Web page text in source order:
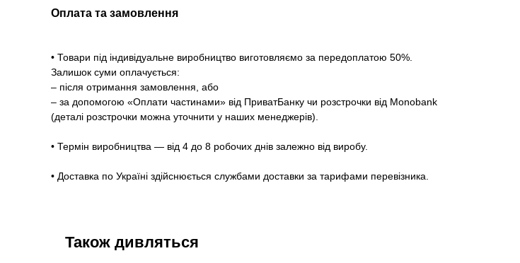
Оплата та замовлення
• Товари під індивідуальне виробництво виготовляємо за передоплатою 50%.
Залишок суми оплачується:
– після отримання замовлення, або
– за допомогою «Оплати частинами» від ПриватБанку чи розстрочки від Monobank
(деталі розстрочки можна уточнити у наших менеджерів).
• Термін виробництва — від 4 до 8 робочих днів залежно від виробу.
• Доставка по Україні здійснюється службами доставки за тарифами перевізника.
Також дивляться